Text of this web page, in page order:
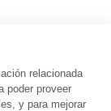
relacionada
poder proveer
y para mejorar